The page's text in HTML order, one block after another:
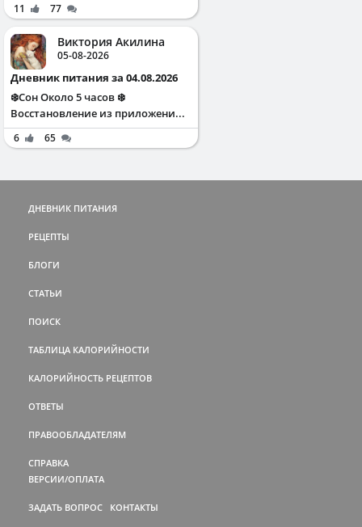
11 77
Виктория Акилина
05-08-2026
Дневник питания за 04.08.2026
❄️Сон Около 5 часов ❄️
Восстановление из приложени...
6 65
ДНЕВНИК ПИТАНИЯ
РЕЦЕПТЫ
БЛОГИ
СТАТЬИ
ПОИСК
ТАБЛИЦА КАЛОРИЙНОСТИ
КАЛОРИЙНОСТЬ РЕЦЕПТОВ
ОТВЕТЫ
ПРАВООБЛАДАТЕЛЯМ
СПРАВКА
ВЕРСИИ/ОПЛАТА
ЗАДАТЬ ВОПРОС КОНТАКТЫ